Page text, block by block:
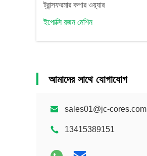
ট্রান্সফরমার কপার ওয়্যার
ইপোক্সি রজন মেশিন
আমাদের সাথে যোগাযোগ
sales01@jc-cores.com
13415389151